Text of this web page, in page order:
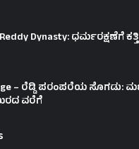
Dynasty: ಧರ್ಮರಕ್ಷಣೆಗೆ
– ರೆಡ್ಡಿ ಪರಂಪರೆಯ ಸೊಗಡು:
ವರೆಗೆ